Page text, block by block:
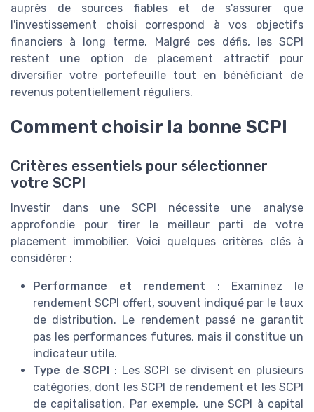
auprès de sources fiables et de s'assurer que
l'investissement choisi correspond à vos objectifs
financiers à long terme. Malgré ces défis, les SCPI
restent une option de placement attractif pour
diversifier votre portefeuille tout en bénéficiant de
revenus potentiellement réguliers.
Comment choisir la bonne SCPI
Critères essentiels pour sélectionner
votre SCPI
Investir dans une SCPI nécessite une analyse
approfondie pour tirer le meilleur parti de votre
placement immobilier. Voici quelques critères clés à
considérer :
Performance et rendement : Examinez le
rendement SCPI offert, souvent indiqué par le taux
de distribution. Le rendement passé ne garantit
pas les performances futures, mais il constitue un
indicateur utile.
Type de SCPI : Les SCPI se divisent en plusieurs
catégories, dont les SCPI de rendement et les SCPI
de capitalisation. Par exemple, une SCPI à capital